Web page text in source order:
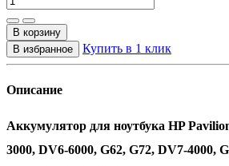
Купить в 1 клик
Описание
Аккумулятор для ноутбука HP
3000, DV6-6000, G62, G72, DV7-4000,